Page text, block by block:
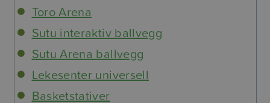
Toro Arena
Sutu interaktiv ballvegg
Sutu Arena ballvegg
Lekesenter universell
Basketstativer